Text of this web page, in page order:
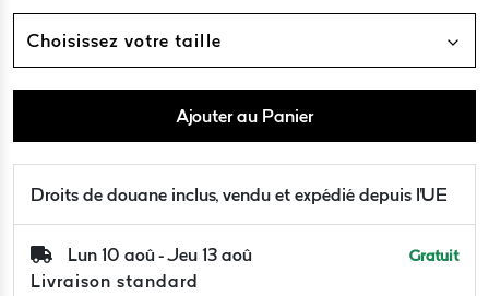
Choisissez votre taille
Ajouter au Panier
Droits de douane inclus, vendu et expédié depuis l'UE
Lun 10 aoû - Jeu 13 aoû
Livraison standard
Gratuit